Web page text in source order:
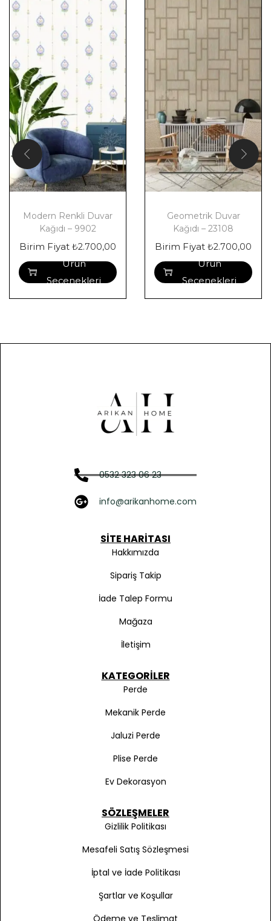
Modern Renkli Duvar
Kağıdı – 9902
Birim Fiyat ₺2.700,00
Ürün
Seçenekleri
Geometrik Duvar
Kağıdı – 23108
Birim Fiyat ₺2.700,00
Ürün
Seçenekleri
0532 323 06 23
info@arikanhome.com
SITE HARITASI
Hakkımızda
Sipariş Takip
İade Talep Formu
Mağaza
İletişim
KATEGORILER
Perde
Mekanik Perde
Jaluzi Perde
Plise Perde
Ev Dekorasyon
SÖZLEŞMELER
Gizlilik Politikası
Mesafeli Satış Sözleşmesi
İptal ve İade Politikası
Şartlar ve Koşullar